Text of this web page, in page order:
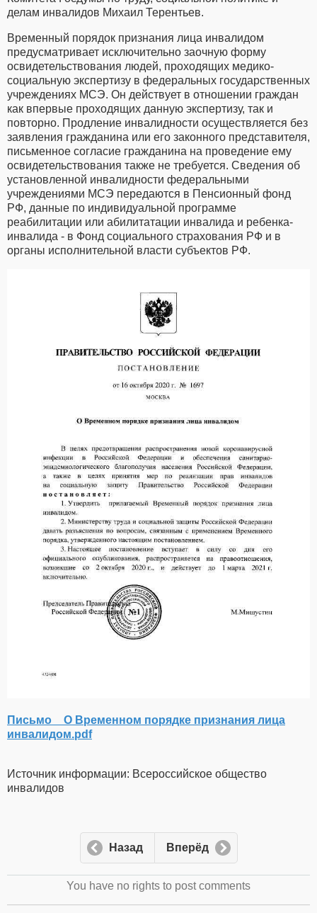
делам инвалидов Михаил Терентьев.
Временный порядок признания лица инвалидом
предусматривает исключительно заочную форму
освидетельствования людей, проходящих медико-
социальную экспертизу в федеральных государственных
учреждениях МСЭ. Он действует в отношении граждан
как впервые проходящих данную экспертизу, так и
повторно. Продление инвалидности осуществляется без
заявления гражданина или его законного представителя,
письменное согласие гражданина на проведение ему
освидетельствования также не требуется. Сведения об
установленной инвалидности федеральными
учреждениями МСЭ передаются в Пенсионный фонд
РФ, данные по индивидуальной программе
реабилитации или абилитатации инвалида и ребенка-
инвалида - в Фонд социального страхования РФ и в
органы исполнительной власти субъектов РФ.
Письмо _ О Временном порядке признания лица
инвалидом.pdf
Источник информации: Всероссийское общество
инвалидов
Назад Вперёд
You have no rights to post comments